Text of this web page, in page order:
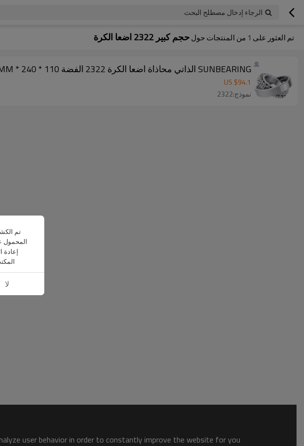
الرجاء إدخال مصطلح البحث
تم العثور على 1 من المنتجات حولحجم كبير 2322 اضعا الكرة
SUNBEARING الذاتي محاذاة اضعا الكرة 2322 الفضة 110 * 240 * 80MM كروم الصلب GCR15
US $94.1
نموذج:2322
user behavior in order to constantly improve the website for you.
تم
المحمول
إعادة
لا